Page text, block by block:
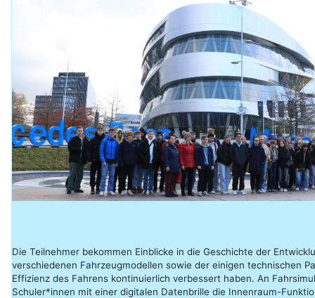
Die Teilnehmer bekommen Einblicke in die Geschichte der
verschiedenen Fahrzeugmodellen sowie der einigen technischen
Effizienz des Fahrens kontinuierlich verbessert haben. An
Schuler*innen mit einer digitalen Datenbrille die Innenraum-